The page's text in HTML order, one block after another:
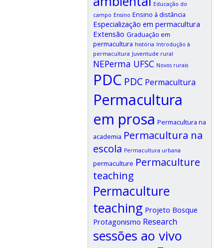
Educação do
campo Ensino Ensino à distância
Especialização em permacultura
Extensão Graduação em
permacultura história Introdução à
permacultura Juventude rural
NEPerma UFSC Novos rurais
PDC PDC Permacultura
Permacultura
em prosa Permacultura na
academia Permacultura na
escola Permacultura urbana
permaculture Permaculture
teaching
Permaculture
teaching Projeto Bosque
Protagonismo Research
sessões ao vivo